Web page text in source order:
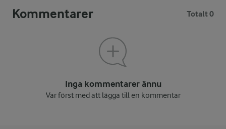
Kommentarer Totalt 0
Inga kommentarer ännu
Var först med att lägga till en kommentar